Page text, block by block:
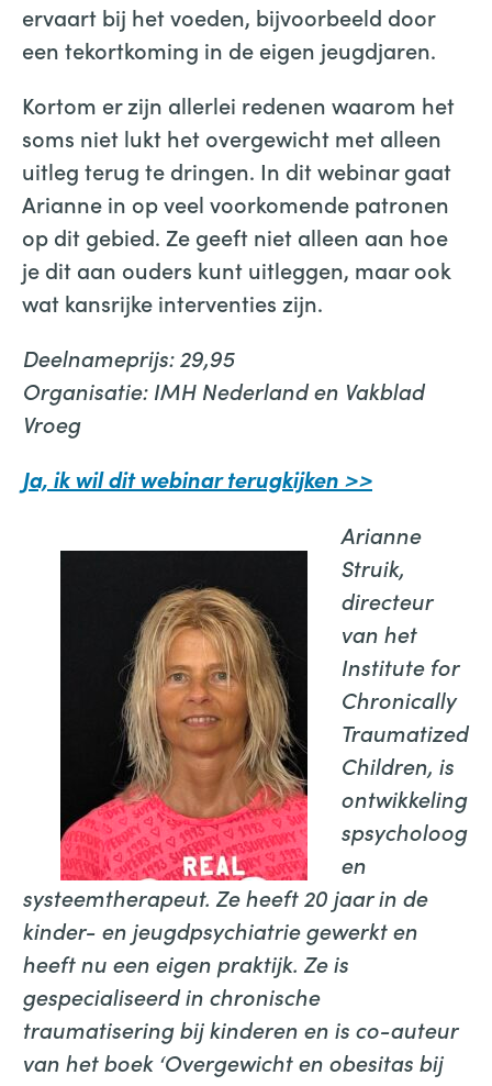
ervaart bij het voeden, bijvoorbeeld door
een tekortkoming in de eigen jeugdjaren.
Kortom er zijn allerlei redenen waarom het
soms niet lukt het overgewicht met alleen
uitleg terug te dringen. In dit webinar gaat
Arianne in op veel voorkomende patronen
op dit gebied. Ze geeft niet alleen aan hoe
je dit aan ouders kunt uitleggen, maar ook
wat kansrijke interventies zijn.
Deelnameprijs: 29,95
Organisatie: IMH Nederland en Vakblad
Vroeg
Ja, ik wil dit webinar terugkijken >>
Arianne
Struik,
directeur
van het
Institute for
Chronically
Traumatized
Children, is
ontwikkeling
spsycholoog
en
systeemtherapeut. Ze heeft 20 jaar in de
kinder- en jeugdpsychiatrie gewerkt en
heeft nu een eigen praktijk. Ze is
gespecialiseerd in chronische
traumatisering bij kinderen en is co-auteur
van het boek ‘Overgewicht en obesitas bij